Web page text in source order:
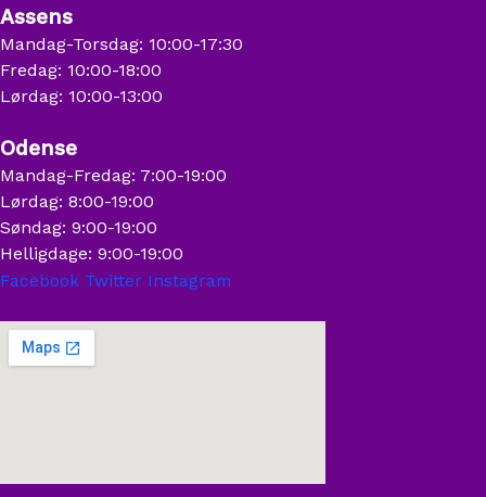
Assens
Mandag-Torsdag: 10:00-17:30
Fredag: 10:00-18:00
Lørdag: 10:00-13:00
Odense
Mandag-Fredag: 7:00-19:00
Lørdag: 8:00-19:00
Søndag: 9:00-19:00
Helligdage: 9:00-19:00
Facebook Twitter Instagram